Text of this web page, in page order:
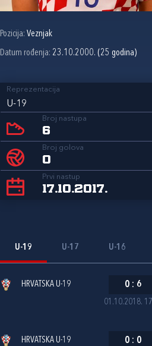
Pozicija: Veznjak
Datum rođenja: 23.10.2000. (25 godina)
Reprezentacija
U-19
Broj nastupa
6
Broj golova
0
Prvi nastup
17.10.2017.
U-19 U-17 U-16
01.10.2018.
HRVATSKA U-19 0 : 6
HRVATSKA U-19 0 : 0